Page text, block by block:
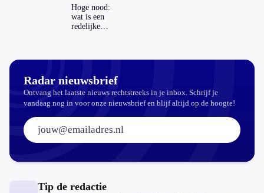
mag dat
zomaar?
Hoge nood:
wat is een
redelijke
Radar nieuwsbrief
Ontvang het laatste nieuws rechtstreeks in je inbox. Schrijf je
vandaag nog in voor onze nieuwsbrief en blijf altijd op de hoogte!
E-mailadres:
Tip de redactie